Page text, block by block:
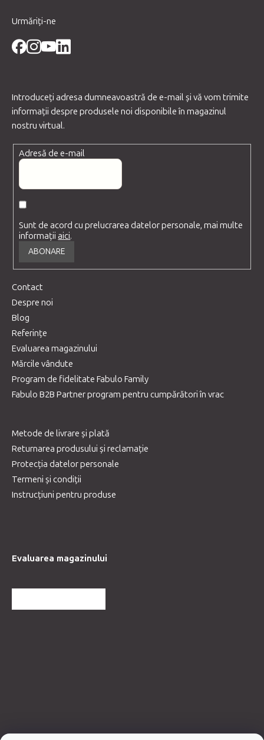
Urmăriți-ne
Introduceţi adresa dumneavoastră de e-mail şi vă vom trimite
informaţii despre produsele noi disponibile în magazinul
nostru virtual.
Adresă de e-mail
Sunt de acord cu prelucrarea datelor personale, mai multe
informațiiaici.
ABONARE
Contact
Despre noi
Blog
Referințe
Evaluarea magazinului
Mărcile vândute
Program de fidelitate Fabulo Family
Fabulo B2B Partner program pentru cumpărători în vrac
Metode de livrare și plată
Returnarea produsului și reclamație
Protecția datelor personale
Termeni și condiții
Instrucțiuni pentru produse
Evaluarea magazinului